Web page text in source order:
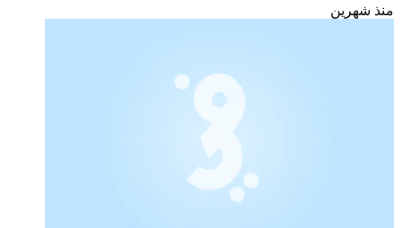
وظائف أخرى
Technicien Machine
Missions : Conduire et surveiller les machines Effectuer les réglages
nécessaires Contrôler la qualité des produits fabriqués Détecter les
anomalies et alerter Assurer l’entretien de premier niveau Profil :
Diplôme technique (mécanique, électromécanique ou équivalent)
Expérience : 1 an minimum Maîtrise des machines industrielles
Rigueur et réactivité Esprit d’équipe Autres : Si vous correspondez à